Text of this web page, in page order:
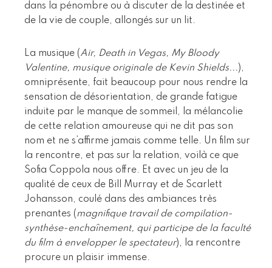
dans la pénombre ou à discuter de la destinée et
de la vie de couple, allongés sur un lit.
La musique (Air, Death in Vegas, My Bloody
Valentine, musique originale de Kevin Shields...),
omniprésente, fait beaucoup pour nous rendre la
sensation de désorientation, de grande fatigue
induite par le manque de sommeil, la mélancolie
de cette relation amoureuse qui ne dit pas son
nom et ne s’affirme jamais comme telle. Un film sur
la rencontre, et pas sur la relation, voilà ce que
Sofia Coppola nous offre. Et avec un jeu de la
qualité de ceux de Bill Murray et de Scarlett
Johansson, coulé dans des ambiances très
prenantes (magnifique travail de compilation-
synthèse-enchaînement, qui participe de la faculté
du film à envelopper le spectateur), la rencontre
procure un plaisir immense.